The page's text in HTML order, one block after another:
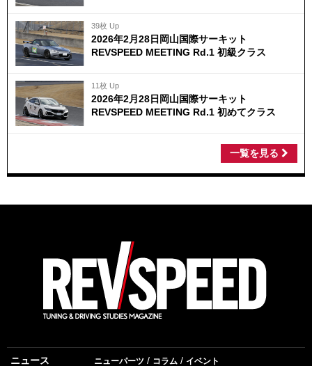
39枚 Up
2026年2月28日岡山国際サーキット
REVSPEED MEETING Rd.1 初級クラス
11枚 Up
2026年2月28日岡山国際サーキット
REVSPEED MEETING Rd.1 初めてクラス
一覧を見る
ニュース ニューパーツ コラム イベント